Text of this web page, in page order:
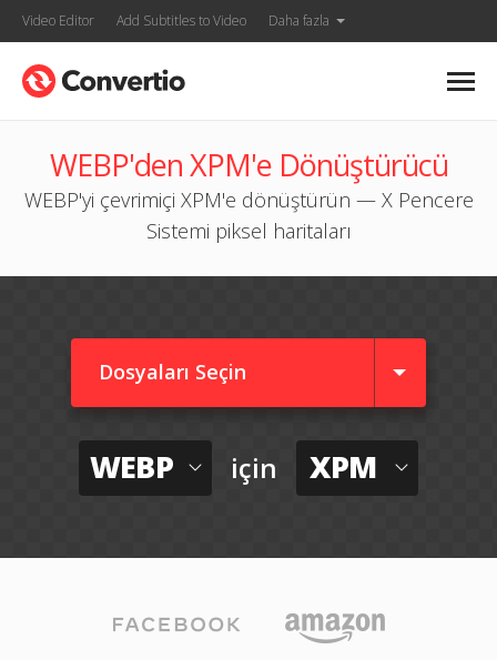
Video Editor Add Subtitles to Video Daha fazla
WEBP'den XPM'e Dönüştürücü
WEBP'yi çevrimiçi XPM'e dönüştürün — X Pencere
Sistemi piksel haritaları
Dosyaları Seçin
WEBP için XPM